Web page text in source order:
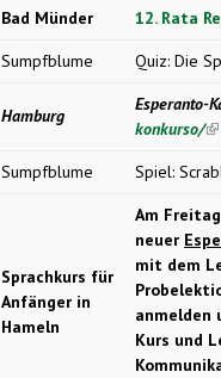
Bad Münder
12. Rata
Sumpfblume Quiz: Die
Hamburg
Esperanto-
konkurso/
Sumpfblume Spiel:
Sprachkurs für
Anfänger in
Hameln
Am
neuer
mit dem
anmelden
Kurs und